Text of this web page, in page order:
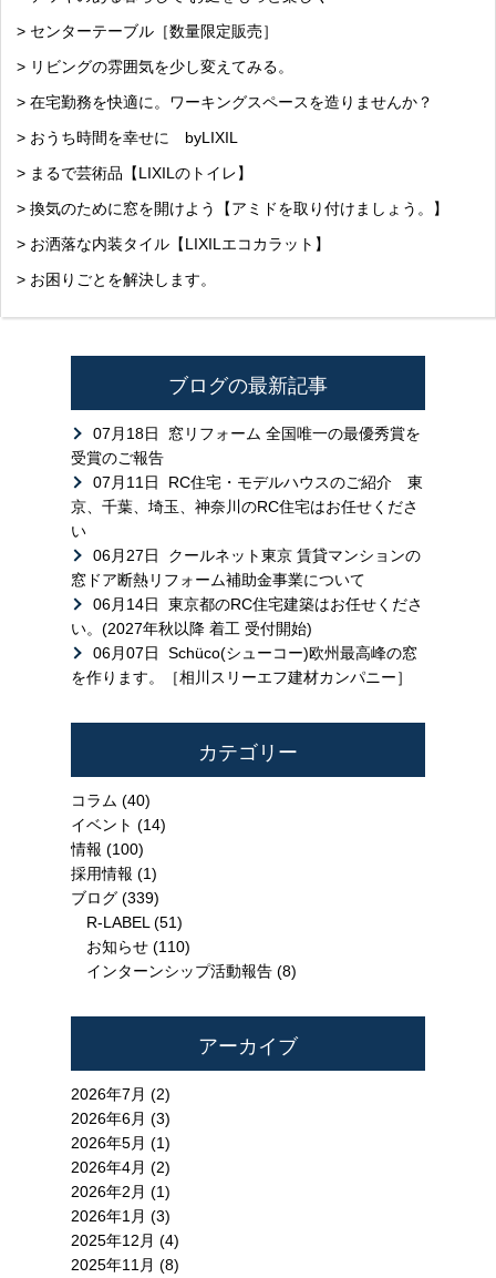
> センターテーブル［数量限定販売］
> リビングの雰囲気を少し変えてみる。
> 在宅勤務を快適に。ワーキングスペースを造りませんか？
> おうち時間を幸せに byLIXIL
> まるで芸術品【LIXILのトイレ】
> 換気のために窓を開けよう【アミドを取り付けましょう。】
> お洒落な内装タイル【LIXILエコカラット】
> お困りごとを解決します。
ブログの最新記事
07月18日
窓リフォーム 全国唯一の最優秀賞を
受賞のご報告
07月11日
RC住宅・モデルハウスのご紹介 東
京、千葉、埼玉、神奈川のRC住宅はお任せくださ
い
06月27日
クールネット東京 賃貸マンションの
窓ドア断熱リフォーム補助金事業について
06月14日
東京都のRC住宅建築はお任せくださ
い。(2027年秋以降 着工 受付開始)
06月07日
Schüco(シューコー)欧州最高峰の窓
を作ります。［相川スリーエフ建材カンパニー］
カテゴリー
コラム (40)
イベント (14)
情報 (100)
採用情報 (1)
ブログ (339)
R-LABEL (51)
お知らせ (110)
インターンシップ活動報告 (8)
アーカイブ
2026年7月 (2)
2026年6月 (3)
2026年5月 (1)
2026年4月 (2)
2026年2月 (1)
2026年1月 (3)
2025年12月 (4)
2025年11月 (8)